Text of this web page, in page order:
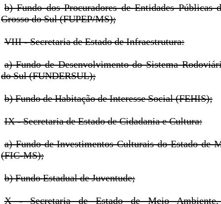
b) Fundo dos Procuradores de Entidades Públicas
Grosso do Sul (FUPEP/MS);
VIII - Secretaria de Estado de Infraestrutura:
a) Fundo de Desenvolvimento do Sistema
do Sul (FUNDERSUL);
b) Fundo de Habitação de Interesse Social (FEHIS);
IX - Secretaria de Estado de Cidadania e Cultura:
a) Fundo de Investimentos Culturais do Estado de
(FIC-MS);
b) Fundo Estadual de Juventude;
X - Secretaria de Estado de Meio Ambiente,